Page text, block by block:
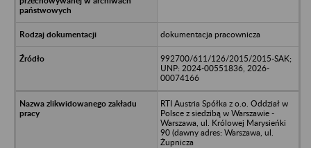
dokumentacja pracownicza
992700/611/126/2015/2015-SAK;
UNP: 2024-00551836, 2026-
00074166
RTI Austria Spółka z o.o. Oddział w
Polsce z siedzibą w Warszawie -
Warszawa, ul. Królowej Marysieńki
90 (dawny adres: Warszawa, ul.
Żupnicza